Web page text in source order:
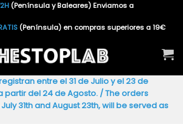
(Península y Baleares) Enviamos a
(Península) en compras superiores a 19€
entre el 31 de Julio y el 23 de
partir del 24 de Agosto. / The orders
31th and August 23th, will be served as